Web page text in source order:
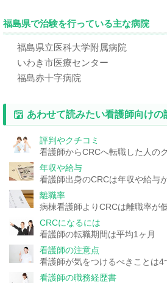
福島県で治験を行っている主な病院
福島県立医科大学附属病院
いわき市医療センター
福島赤十字病院
あわせて読みたい看護師向けの
評判やクチコミ
看護師からCRCへ転職した人の
年収や給与
看護師出身のCRCは年収や給与
離職率
病棟看護師よりCRCは離職率が
CRCになるには
看護師の転職期間は平均1ヶ月
看護師の注意点
看護師が気をつけるべきことは4
看護師の職務経歴書